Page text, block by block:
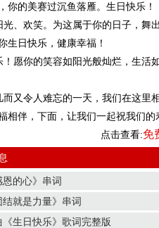
你的美赛过沉鱼落雁。生日快乐！
光、欢笑。为这属于你的日子，舞
生日快乐，健康幸福！
！愿你的笑容如阳光般灿烂，生活
而又令人难忘的一天，我们在这里
相伴，下面，让我们一起祝我们的
点击查看:免
的心》串词
就是力量》串词
《生日快乐》歌词完整版